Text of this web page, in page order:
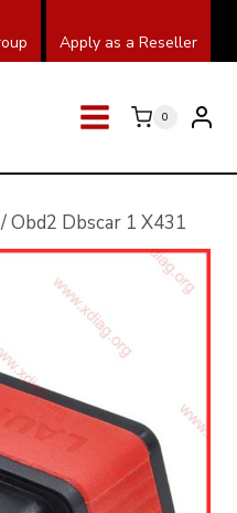
Apply as a Reseller
0
/Obd2 Dbscar 1 X431